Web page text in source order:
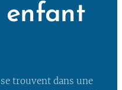
enfant
trouvent dans une